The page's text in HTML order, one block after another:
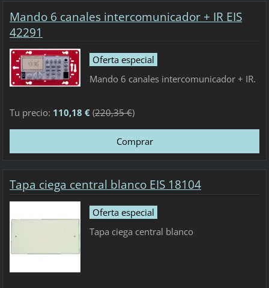
Mando 6 canales intercomunicador + IR EIS
42291
Oferta especial
Mando 6 canales intercomunicador + IR.
Tu precio: 110,18 €(220,35 €)
Tapa ciega central blanco EIS 18104
Oferta especial
Tapa ciega central blanco